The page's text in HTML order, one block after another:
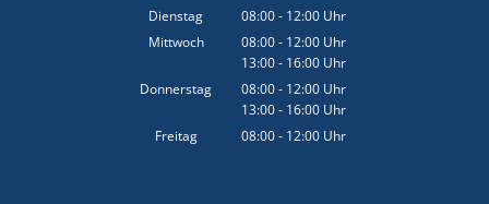
Von 13:00 bis 18:00 Uhr
Dienstag 08:00- 12:00 Uhr
Von 08:00 bis 12:00 Uhr
Mittwoch 08:00- 12:00 Uhr
Von 08:00 bis 12:00 Uhr
13:00- 16:00 Uhr
Von 13:00 bis 16:00 Uhr
Donnerstag 08:00- 12:00 Uhr
Von 08:00 bis 12:00 Uhr
13:00- 16:00 Uhr
Von 13:00 bis 16:00 Uhr
Freitag 08:00- 12:00 Uhr